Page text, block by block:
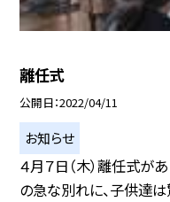
離任式
公開日 2022/04/11
お知らせ
４月７日（木）離任式が
の急な別れに、子供達